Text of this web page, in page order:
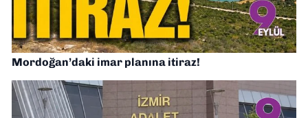
Mordoğan’daki imar planına itiraz!